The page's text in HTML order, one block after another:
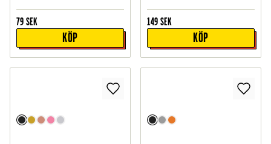
79 SEK
KÖP
149 SEK
KÖP